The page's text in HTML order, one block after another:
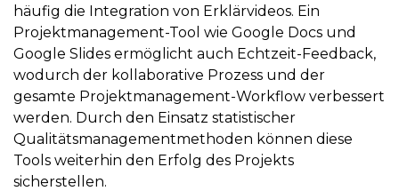
häufig die Integration von Erklärvideos. Ein
Projektmanagement-Tool wie Google Docs und
Google Slides ermöglicht auch Echtzeit-Feedback,
wodurch der kollaborative Prozess und der
gesamte Projektmanagement-Workflow verbessert
werden. Durch den Einsatz statistischer
Qualitätsmanagementmethoden können diese
Tools weiterhin den Erfolg des Projekts
sicherstellen.